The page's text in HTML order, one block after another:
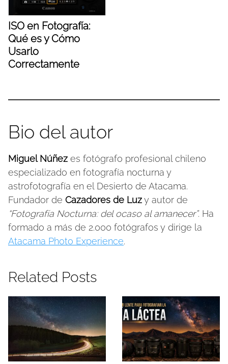
ISO en Fotografía:
Qué es y Cómo
Usarlo
Correctamente
Bio del autor
Miguel Núñez es fotógrafo profesional chileno
especializado en fotografía nocturna y
astrofotografía en el Desierto de Atacama.
Fundador de Cazadores de Luzy autor de
“Fotografía Nocturna: del ocaso al amanecer”. Ha
formado a más de 2.000 fotógrafos y dirige la
Atacama Photo Experience.
Related Posts